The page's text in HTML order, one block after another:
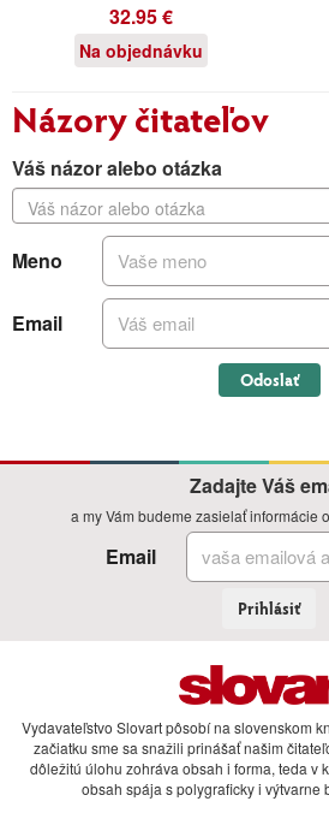
32.95 €
Na objednávku
Názory čitateľov
Váš názor alebo otázka
Meno
Email
Odoslať
Zadajte Váš
a my Vám budeme zasielať informácie
Email
Prihlásiť
Vydavateľstvo Slovart pôsobí na slovenskom
začiatku sme sa snažili prinášať našim
dôležitú úlohu zohráva obsah i forma, teda v
obsah spája s polygraficky i výtvarne